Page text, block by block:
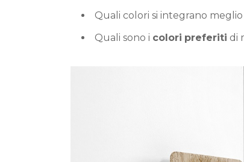
Quali colori si integrano
Quali sono i colori preferiti di